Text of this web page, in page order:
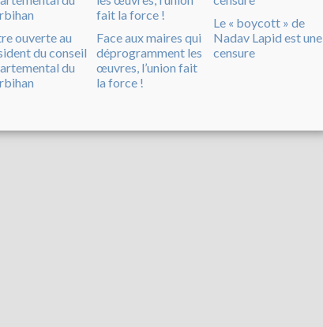
ouverte au
du conseil
du
Face aux maires qui
déprogramment les
œuvres, l’union fait
la force !
Le « boycott » de
Nadav Lapid est une
censure